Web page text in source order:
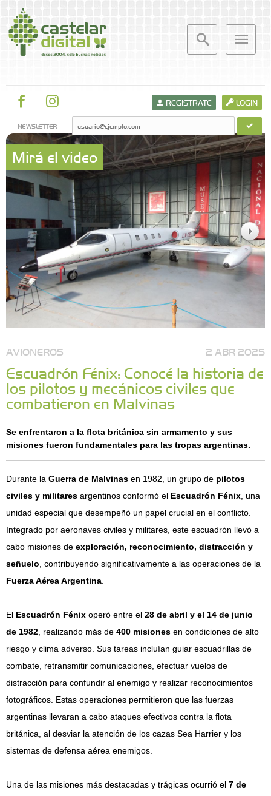
LOGIN
REGISTRATE
NEWSLETTER
Mirá el video
AVIONEROS 2 ABR 2025
Escuadrón Fénix: Conocé la historia de
los pilotos y mecánicos civiles que
combatieron en Malvinas
Se enfrentaron a la flota británica sin armamento y sus
misiones fueron fundamentales para las tropas argentinas.
Durante la Guerra de Malvinas en 1982, un grupo de pilotos
civiles y militares argentinos conformó el Escuadrón Fénix , una
unidad especial que desempeñó un papel crucial en el conflicto.
Integrado por aeronaves civiles y militares, este escuadrón llevó a
cabo misiones de exploración, reconocimiento, distracción y
señuelo , contribuyendo significativamente a las operaciones de la
Fuerza Aérea Argentina
El Escuadrón Fénix operó entre el 28 de abril y el 14 de junio
de 1982 , realizando más de 400 misiones en condiciones de alto
riesgo y clima adverso. Sus tareas incluían guiar escuadrillas de
combate, retransmitir comunicaciones, efectuar vuelos de
distracción para confundir al enemigo y realizar reconocimientos
fotográficos. Estas operaciones permitieron que las fuerzas
argentinas llevaran a cabo ataques efectivos contra la flota
británica, al desviar la atención de los cazas Sea Harrier y los
sistemas de defensa aérea enemigos.​
Una de las misiones más destacadas y trágicas ocurrió el 7 de